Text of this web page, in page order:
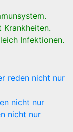
Krankheiten.
Infektionen.
reden nicht nur
nicht nur
nicht nur